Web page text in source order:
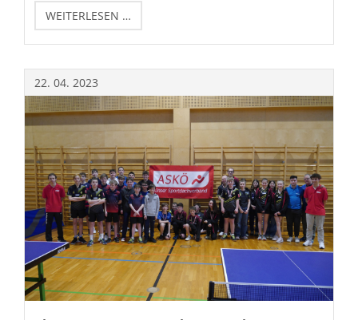
WEITERLESEN …
EINZELMEISTERSCHAFTEN
U17
22. 04. 2023